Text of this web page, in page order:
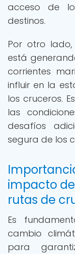
acceso de
destinos.
Por otro
está
corrientes
influir en la
los cruceros.
las
desafíos
segura de los
impacto
rutas de
Es
cambio
para